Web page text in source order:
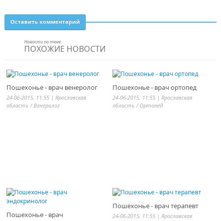
Оставить комментарий
Новости по теме
ПОХОЖИЕ НОВОСТИ
Пошехонье - врач венеролог
24-06-2015, 11:55 |Ярославская
область / Венеролог
Пошехонье - врач ортопед
24-06-2015, 11:55 |Ярославская
область / Ортопед
Пошехонье - врач
Пошехонье - врач терапевт
24-06-2015, 11:55 |Ярославская